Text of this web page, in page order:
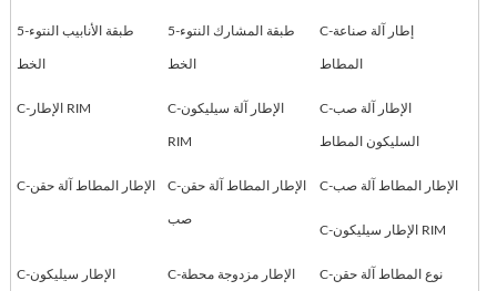
5-طبقة الأنابيب النتوء
الخط
5-طبقة المشارك النتوء
الخط
C-إطار آلة صناعة
المطاط
C-الإطار RIM C-الإطار آلة سيليكون
RIM
C-الإطار آلة صب
السليكون المطاط
C-الإطار المطاط آلة حقن C-الإطار المطاط آلة حقن
صب
C-الإطار المطاط آلة صب
C-الإطار سيليكون RIM
C-الإطار سيليكون C-الإطار مزدوجة محطة C-نوع المطاط آلة حقن